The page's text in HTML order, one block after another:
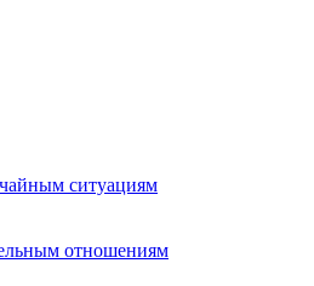
ситуациям
отношениям